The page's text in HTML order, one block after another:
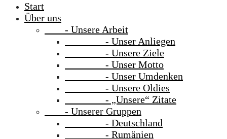
Start
Über uns
- Unsere Arbeit
- Unser Anliegen
- Unsere Ziele
- Unser Motto
- Unser Umdenken
- Unsere Oldies
- „Unsere“ Zitate
- Unserer Gruppen
- Deutschland
- Rumänien